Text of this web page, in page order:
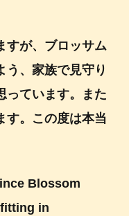
すが、ブロッサム
う、家族で見守り
っています。また
す。この度は本当
Blossom
in